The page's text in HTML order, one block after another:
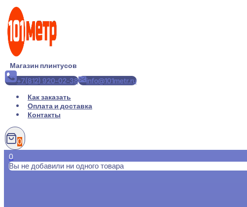
Перейти
содержимому
Магазин плинтусов
+7(812) 920-02-38
info@101metr.ru
Как заказать
Оплата и доставка
Контакты
0
0
Вы не добавили ни одного товара